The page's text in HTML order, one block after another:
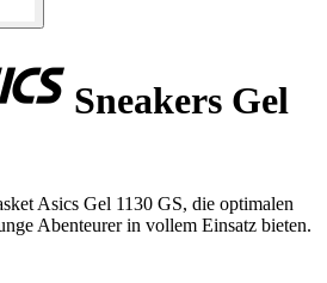
Sneakers Gel
Asics Gel 1130 GS, die optimalen
Abenteurer in vollem Einsatz bieten.